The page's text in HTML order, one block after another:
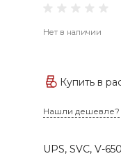
Нет в наличии
Купить в
Нашли дешевле?
UPS, SVC, V-